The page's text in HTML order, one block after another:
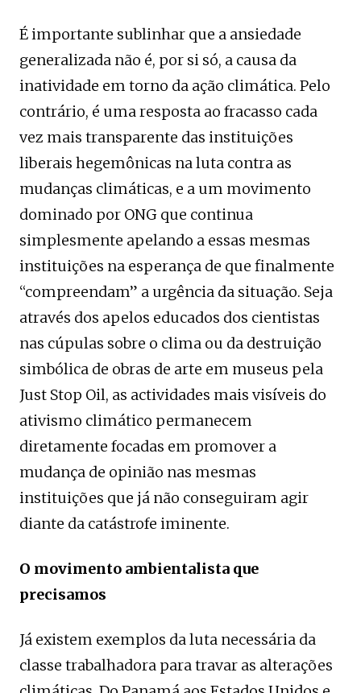
É importante sublinhar que a ansiedade
generalizada não é, por si só, a causa da
inatividade em torno da ação climática. Pelo
contrário, é uma resposta ao fracasso cada
vez mais transparente das instituições
liberais hegemônicas na luta contra as
mudanças climáticas, e a um movimento
dominado por ONG que continua
simplesmente apelando a essas mesmas
instituições na esperança de que finalmente
“compreendam” a urgência da situação. Seja
através dos apelos educados dos cientistas
nas cúpulas sobre o clima ou da destruição
simbólica de obras de arte em museus pela
Just Stop Oil, as actividades mais visíveis do
ativismo climático permanecem
diretamente focadas em promover a
mudança de opinião nas mesmas
instituições que já não conseguiram agir
diante da catástrofe iminente.
O movimento ambientalista que
precisamos
Já existem exemplos da luta necessária da
classe trabalhadora para travar as alterações